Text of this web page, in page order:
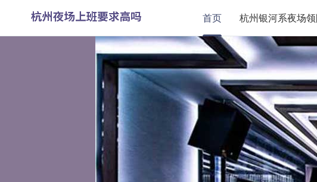
首页 杭州银河系夜场